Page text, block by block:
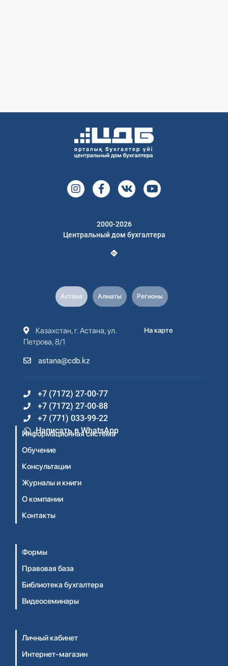
2000-2026
Центральный дом бухгалтера
Астана Алматы Регионы
Казахстан, г. Астана, ул.
Петрова, 8/1
astana@cdb.kz
На карте
+7 (7172) 27-00-77
+7 (7172) 27-00-88
+7 (771) 033-99-22
Написать в WhatsApp
Информационная система
Обучение
Консультации
Журналы и книги
О компании
Контакты
Формы
Правовая база
Библиотека бухгалтера
Видеосеминары
Личный кабинет
Интернет-магазин